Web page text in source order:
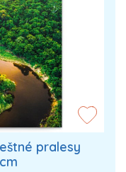
pralesy